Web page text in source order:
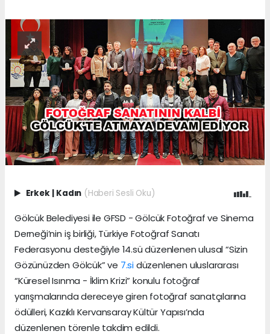
Erkek | Kadın (Haberi Sesli Oku)
Gölcük Belediyesi ile GFSD - Gölcük Fotoğraf ve Sinema
Derneği’nin iş birliği, Türkiye Fotoğraf Sanatı
Federasyonu desteğiyle 14.sü düzenlenen ulusal “Sizin
Gözünüzden Gölcük” ve 7.sidüzenlenen uluslararası
“Küresel Isınma - İklim Krizi” konulu fotoğraf
yarışmalarında dereceye giren fotoğraf sanatçılarına
ödülleri, Kazıklı Kervansaray Kültür Yapısı’nda
düzenlenen törenle takdim edildi.